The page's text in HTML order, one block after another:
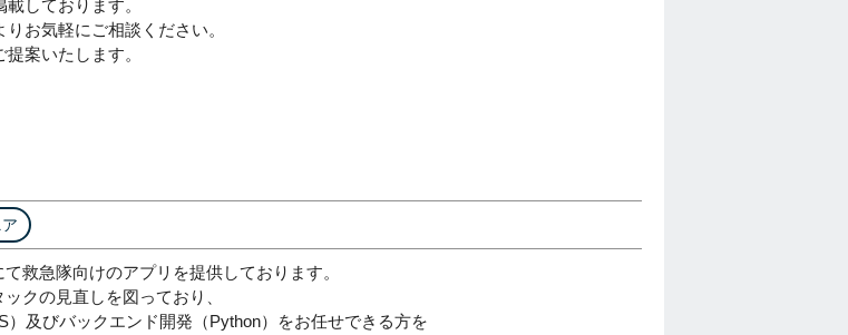
しております。
お気軽にご相談ください。
案いたします。
救急隊向けのアプリを提供しております。
クの見直しを図っており、
）及びバックエンド開発（Python）をお任せできる方を